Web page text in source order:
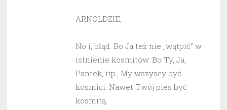
ARNOLDZIE,
No i, błąd. Bo Ja też nie „wątpić” w
istnienie kosmitów. Bo Ty, Ja,
Pantek, itp., My wszyscy być
kosmici. Nawet Twój pies być
kosmitą.